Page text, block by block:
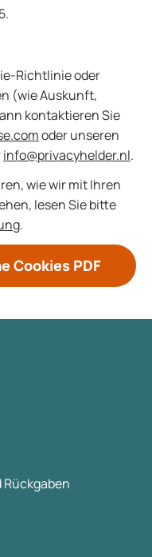
Richtlinie oder
(wie Auskunft,
kontaktieren Sie
oder unseren
info@privacyhelder.nl.
wie wir mit Ihren
lesen Sie bitte
.
Cookies PDF